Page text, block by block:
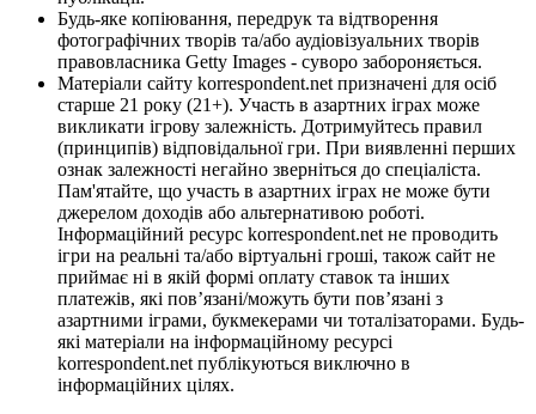
Будь-яке копіювання, передрук та відтворення
фотографічних творів та/або аудіовізуальних творів
правовласника Getty Images - суворо забороняється.
Матеріали сайту korrespondent.net призначені для осіб
старше 21 року (21+). Участь в азартних іграх може
викликати ігрову залежність. Дотримуйтесь правил
(принципів) відповідальної гри. При виявленні перших
ознак залежності негайно зверніться до спеціаліста.
Пам'ятайте, що участь в азартних іграх не може бути
джерелом доходів або альтернативою роботі.
Інформаційний ресурс korrespondent.net не проводить
ігри на реальні та/або віртуальні гроші, також сайт не
приймає ні в якій формі оплату ставок та інших
платежів, які пов’язані/можуть бути пов’язані з
азартними іграми, букмекерами чи тоталізаторами. Будь-
які матеріали на інформаційному ресурсі
korrespondent.net публікуються виключно в
інформаційних цілях.